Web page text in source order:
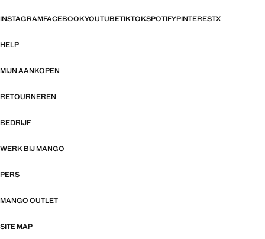
INSTAGRAMFACEBOOKYOUTUBETIKTOKSPOTIFYPINTERESTX
HELP
MIJN AANKOPEN
RETOURNEREN
BEDRIJF
WERK BIJ MANGO
PERS
MANGO OUTLET
SITE MAP